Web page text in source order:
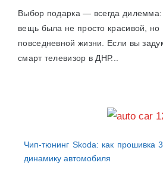
Выбор подарка — всегда дилемма:
вещь была не просто красивой, но
повседневной жизни. Если вы
смарт телевизор в ДНР...
Чип-тюнинг Skoda: как прошивка
динамику автомобиля